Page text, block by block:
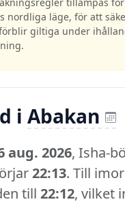
nordliga läge, för att
giltiga under
i Abakan
aug. 2026, Isha-
22:13. Till
till 22:12, vilket